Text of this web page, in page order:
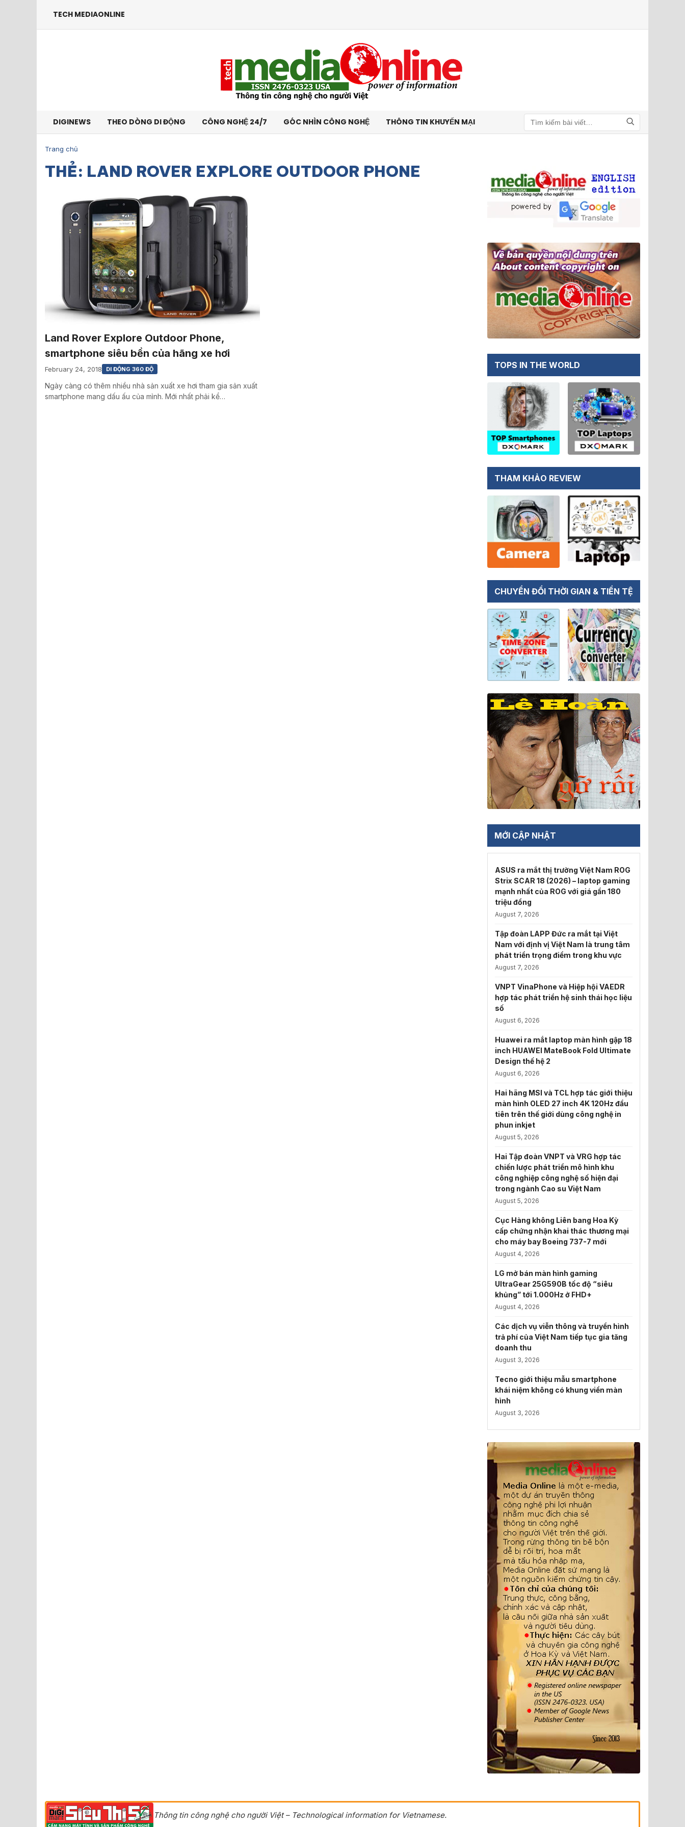
TECH MEDIAONLINE
DIGINEWS THEO DÒNG DI ĐỘNG CÔNG NGHỆ 24/7 GÓC NHÌN CÔNG NGHỆ THÔNG TIN KHUYẾN MẠI
Tìm kiếm
Trang chủ
THẺ: LAND ROVER EXPLORE OUTDOOR PHONE
Land Rover Explore Outdoor Phone,
smartphone siêu bền của hãng xe hơi
February 24, 2018 DI ĐỘNG 360 ĐỘ
Ngày càng có thêm nhiều nhà sản xuất xe hơi tham gia sản xuất
smartphone mang dấu ấu của mình. Mới nhất phải kể…
TOPS IN THE WORLD
THAM KHẢO REVIEW
CHUYỂN ĐỔI THỜI GIAN & TIỀN TỆ
MỚI CẬP NHẬT
ASUS ra mắt thị trường Việt Nam ROG
Strix SCAR 18 (2026) – laptop gaming
mạnh nhất của ROG với giá gần 180
triệu đồng
August 7, 2026
Tập đoàn LAPP Đức ra mắt tại Việt
Nam với định vị Việt Nam là trung tâm
phát triển trọng điểm trong khu vực
August 7, 2026
VNPT VinaPhone và Hiệp hội VAEDR
hợp tác phát triển hệ sinh thái học liệu
số
August 6, 2026
Huawei ra mắt laptop màn hình gập 18
inch HUAWEI MateBook Fold Ultimate
Design thế hệ 2
August 6, 2026
Hai hãng MSI và TCL hợp tác giới thiệu
màn hình OLED 27 inch 4K 120Hz đầu
tiên trên thế giới dùng công nghệ in
phun inkjet
August 5, 2026
Hai Tập đoàn VNPT và VRG hợp tác
chiến lược phát triển mô hình khu
công nghiệp công nghệ số hiện đại
trong ngành Cao su Việt Nam
August 5, 2026
Cục Hàng không Liên bang Hoa Kỳ
cấp chứng nhận khai thác thương mại
cho máy bay Boeing 737-7 mới
August 4, 2026
LG mở bán màn hình gaming
UltraGear 25G590B tốc độ “siêu
khủng” tới 1.000Hz ở FHD+
August 4, 2026
Các dịch vụ viễn thông và truyền hình
trả phí của Việt Nam tiếp tục gia tăng
doanh thu
August 3, 2026
Tecno giới thiệu mẫu smartphone
khái niệm không có khung viền màn
hình
August 3, 2026
Thông tin công nghệ cho người Việt – Technological information for Vietnamese.